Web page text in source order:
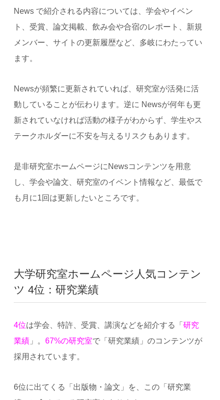
News で紹介される内容については、学会やイベン
ト、受賞、論文掲載、飲み会や合宿のレポート、新規
メンバー、サイトの更新履歴など、多岐にわたってい
ます。
Newsが頻繁に更新されていれば、研究室が活発に活
動していることが伝わります。逆に Newsが何年も更
新されていなければ活動の様子がわからず、学生やス
テークホルダーに不安を与えるリスクもあります。
是非研究室ホームページにNewsコンテンツを用意
し、学会や論文、研究室のイベント情報など、最低で
も月に1回は更新したいところです。
大学研究室ホームページ人気コンテン
ツ 4位：研究業績
4位は学会、特許、受賞、講演などを紹介する「 研究
業績」。 67%の研究室で「研究業績」のコンテンツが
採用されています。
6位に出てくる「出版物・論文」を、この「研究業